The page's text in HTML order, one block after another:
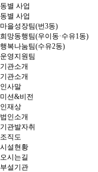
동별 사업
동별 사업
마을성장팀(번3동)
희망동행팀(우이동·수유1동)
행복나눔팀(수유2동)
운영지원팀
기관소개
기관소개
인사말
미션&비전
인재상
법인소개
기관발자취
조직도
시설현황
오시는길
부설기관